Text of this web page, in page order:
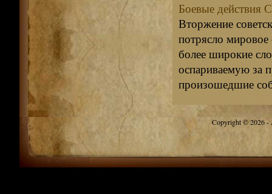
Боевые действия
Вторжение
потрясло мировое
более широкие
оспариваемую за
произошедшие
Copyright © 2026 -